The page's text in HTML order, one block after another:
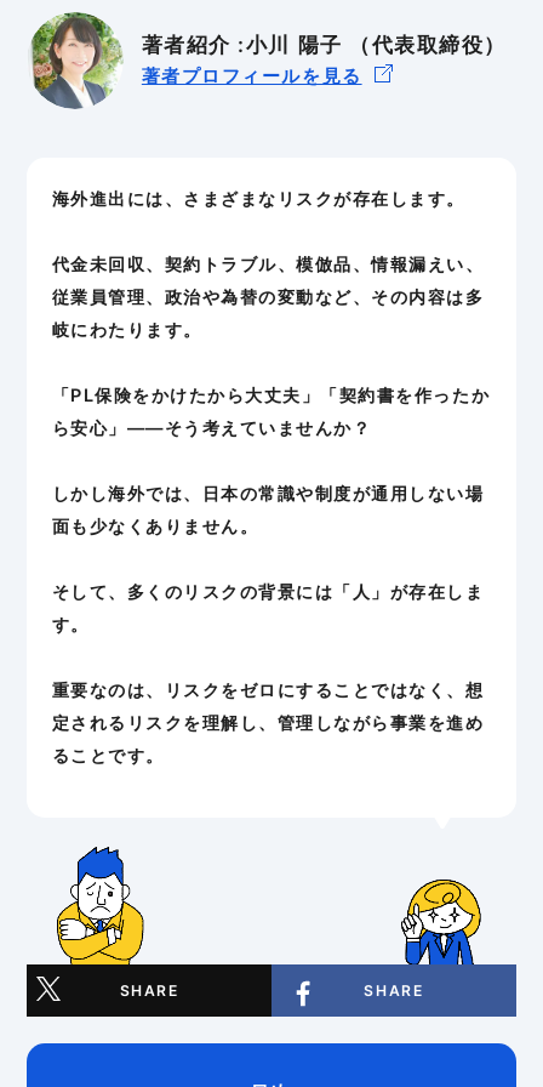
輸出入規制
著者紹介 :小川 陽子 （代表取締役）
著者プロフィールを見る
海外進出には、さまざまなリスクが存在します。
代金未回収、契約トラブル、模倣品、情報漏えい、
従業員管理、政治や為替の変動など、その内容は多
岐にわたります。
「PL保険をかけたから大丈夫」「契約書を作ったか
ら安心」——そう考えていませんか？
しかし海外では、日本の常識や制度が通用しない場
面も少なくありません。
そして、多くのリスクの背景には「人」が存在しま
す。
重要なのは、リスクをゼロにすることではなく、想
定されるリスクを理解し、管理しながら事業を進め
ることです。
SHARE SHARE